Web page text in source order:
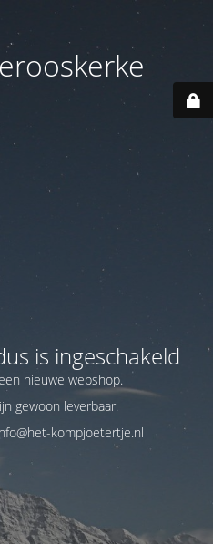
is ingeschakeld
nieuwe webshop.
gewoon leverbaar.
kompjoetertje.nl